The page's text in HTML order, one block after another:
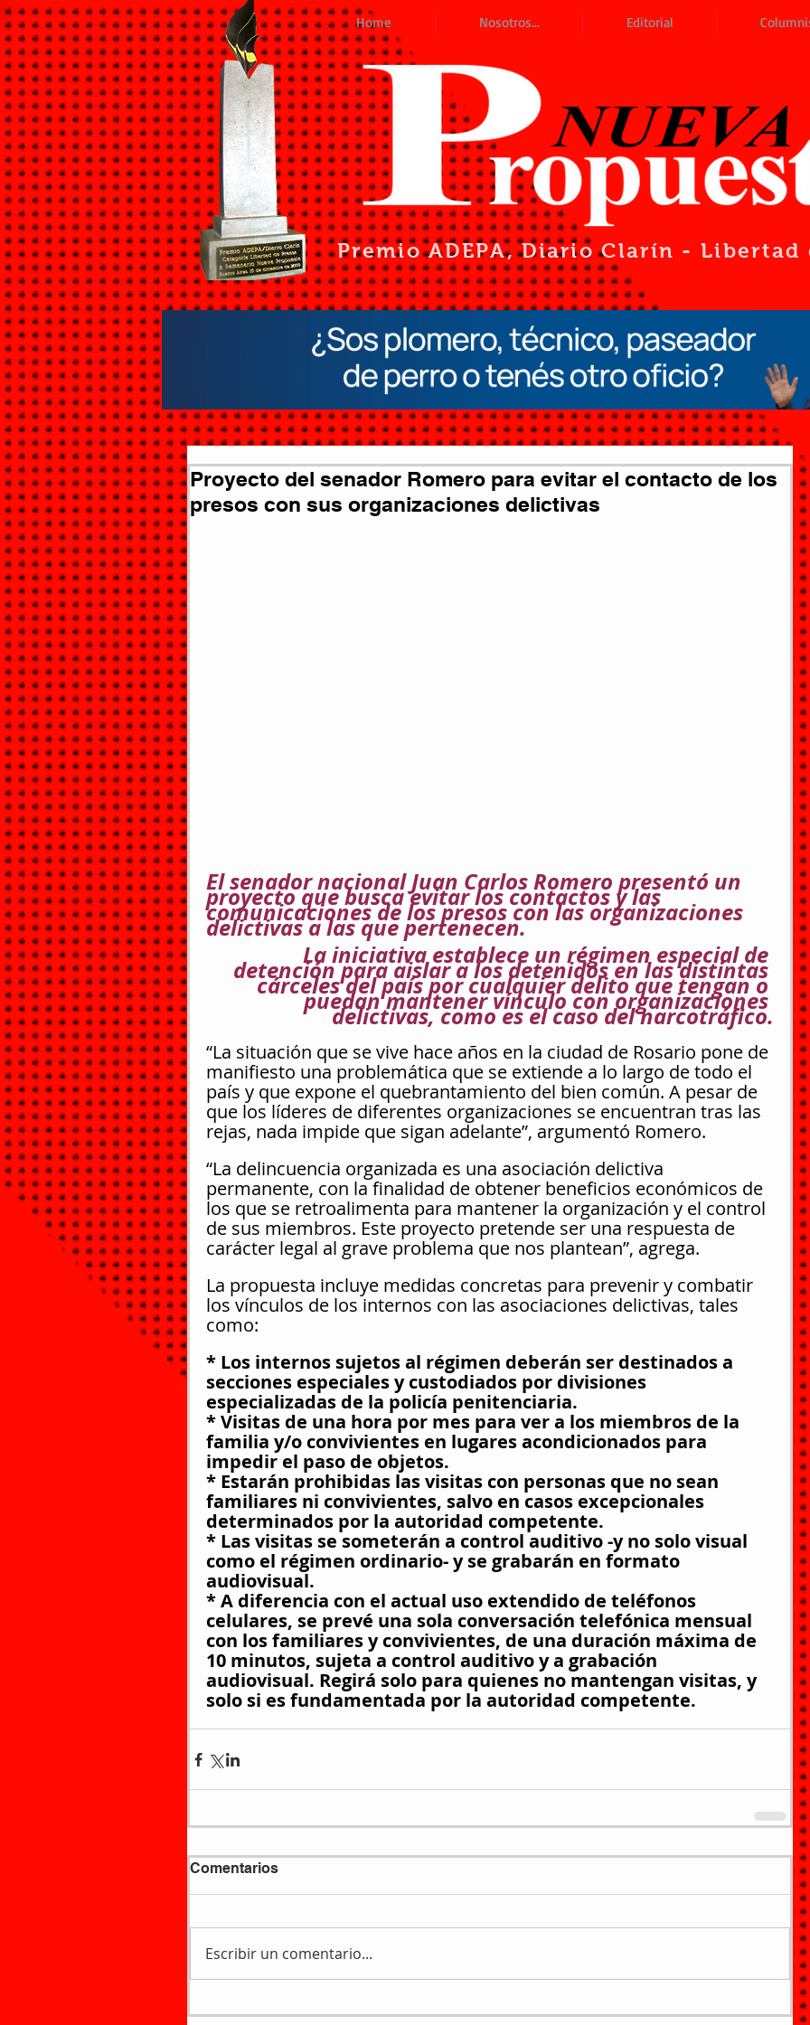
Home Nosotros... Editorial
Premio ADEPA, Diario Clarín - Libertad
Proyecto del senador Romero para evitar el contacto de los
presos con sus organizaciones delictivas
El senador nacional Juan Carlos Romero presentó un
proyecto que busca evitar los contactos y las
comunicaciones de los presos con las organizaciones
delictivas a las que pertenecen.
La iniciativa establece un régimen especial de
detención para aislar a los detenidos en las distintas
cárceles del país por cualquier delito que tengan o
puedan mantener vínculo con organizaciones
delictivas, como es el caso del narcotráfico.
“La situación que se vive hace años en la ciudad de Rosario pone de
manifiesto una problemática que se extiende a lo largo de todo el
país y que expone el quebrantamiento del bien común. A pesar de
que los líderes de diferentes organizaciones se encuentran tras las
rejas, nada impide que sigan adelante”, argumentó Romero.
“La delincuencia organizada es una asociación delictiva
permanente, con la finalidad de obtener beneficios económicos de
los que se retroalimenta para mantener la organización y el control
de sus miembros. Este proyecto pretende ser una respuesta de
carácter legal al grave problema que nos plantean”, agrega.
La propuesta incluye medidas concretas para prevenir y combatir
los vínculos de los internos con las asociaciones delictivas, tales
como:
* Los internos sujetos al régimen deberán ser destinados a
secciones especiales y custodiados por divisiones
especializadas de la policía penitenciaria.
* Visitas de una hora por mes para ver a los miembros de la
familia y/o convivientes en lugares acondicionados para
impedir el paso de objetos.
* Estarán prohibidas las visitas con personas que no sean
familiares ni convivientes, salvo en casos excepcionales
determinados por la autoridad competente.
* Las visitas se someterán a control auditivo -y no solo visual
como el régimen ordinario- y se grabarán en formato
audiovisual.
* A diferencia con el actual uso extendido de teléfonos
celulares, se prevé una sola conversación telefónica mensual
con los familiares y convivientes, de una duración máxima de
10 minutos, sujeta a control auditivo y a grabación
audiovisual. Regirá solo para quienes no mantengan visitas, y
solo si es fundamentada por la autoridad competente.
Comentarios
Escribir un comentario...